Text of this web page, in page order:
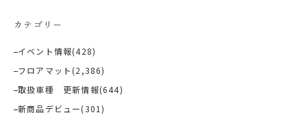
カテゴリー
イベント情報(428)
フロアマット (2,386)
取扱車種 更新情報(644)
新商品デビュー(301)